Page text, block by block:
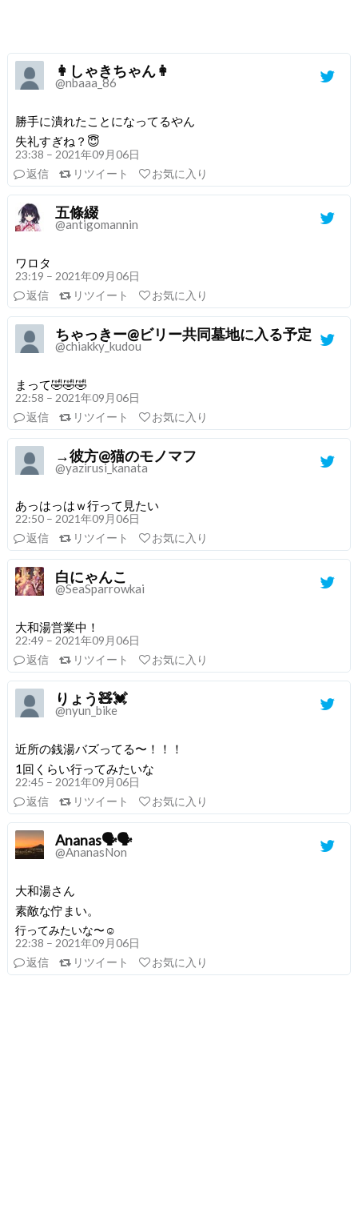
👩しゃきちゃん👩
@nbaaa_86
勝手に潰れたことになってるやん
失礼すぎね？😇
23:38 – 2021年09月06日
返信
リツイート お気に入り
五條綴
@antigomannin
ワロタ
23:19 – 2021年09月06日
返信
リツイート お気に入り
ちゃっきー@ビリー共同墓地に入る予定
@chiakky_kudou
まって🤣🤣🤣
22:58 – 2021年09月06日
返信
リツイート お気に入り
→彼方@猫のモノマフ
@yazirusi_kanata
あっはっはｗ行って見たい
22:50 – 2021年09月06日
返信
リツイート お気に入り
白にゃんこ
@SeaSparrowkai
大和湯営業中！
22:49 – 2021年09月06日
返信
リツイート お気に入り
りょう🧸💓
@nyun_bike
近所の銭湯バズってる〜！！！
1回くらい行ってみたいな
22:45 – 2021年09月06日
返信
リツイート お気に入り
Ananas🗣🗣
@AnanasNon
大和湯さん
素敵な佇まい。
行ってみたいな〜☺️
22:38 – 2021年09月06日
返信
リツイート お気に入り